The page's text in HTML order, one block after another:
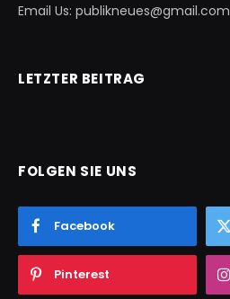
Email Us: publikneues@gmail.com
LETZTER BEITRAG
FOLGEN SIE UNS
Facebook
Pinterest